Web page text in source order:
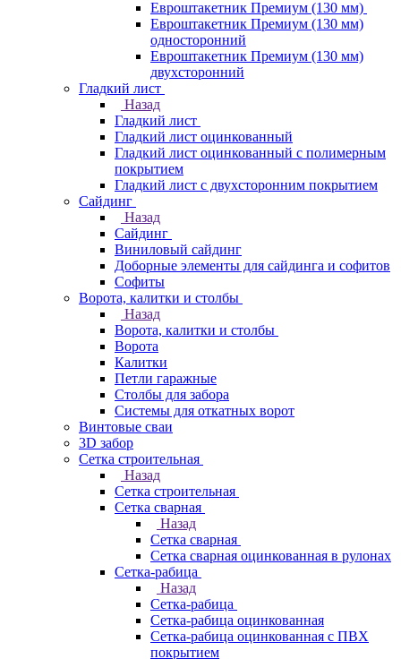
Евроштакетник Премиум (130 мм)
Евроштакетник Премиум (130 мм)
односторонний
Евроштакетник Премиум (130 мм)
двухсторонний
Гладкий лист
Назад
Гладкий лист
Гладкий лист оцинкованный
Гладкий лист оцинкованный с полимерным
покрытием
Гладкий лист с двухсторонним покрытием
Сайдинг
Назад
Сайдинг
Виниловый сайдинг
Доборные элементы для сайдинга и софитов
Софиты
Ворота, калитки и столбы
Назад
Ворота, калитки и столбы
Ворота
Калитки
Петли гаражные
Столбы для забора
Системы для откатных ворот
Винтовые сваи
3D забор
Сетка строительная
Назад
Сетка строительная
Сетка сварная
Назад
Сетка сварная
Сетка сварная оцинкованная в рулонах
Сетка-рабица
Назад
Сетка-рабица
Сетка-рабица оцинкованная
Сетка-рабица оцинкованная с ПВХ
покрытием